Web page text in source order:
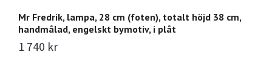
Mr Fredrik, lampa, 28 cm (foten), totalt höjd 38 cm,
handmålad, engelskt bymotiv, i plåt
1 740 kr